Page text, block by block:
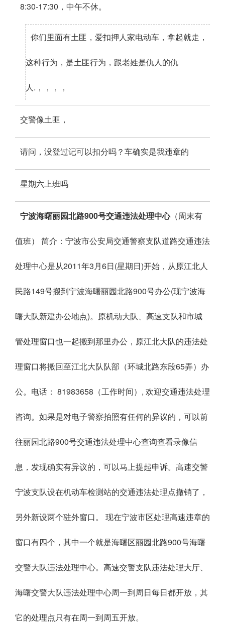
8:30-17:30，中午不休。
你们里面有土匪，爱扣押人家电动车，拿起就走，
这种行为，是土匪行为，跟老姓是仇人的仇
人.，，，，
交警像土匪，
请问，没登过记可以扣分吗？车确实是我违章的
星期六上班吗
宁波海曙丽园北路900号交通违法处理中心（周末有
值班） 简介：宁波市公安局交通警察支队道路交通违法
处理中心是从2011年3月6日(星期日)开始，从原江北人
民路149号搬到宁波海曙丽园北路900号办公(现宁波海
曙大队新建办公地点)。原机动大队、高速支队和市城
管处理窗口也一起搬到那里办公，原江北大队的违法处
理窗口将搬回至江北大队队部（环城北路东段65弄）办
公。电话： 81983658（工作时间）, 欢迎交通违法处理
咨询。如果是对电子警察拍照有任何的异议的，可以前
往丽园北路900号交通违法处理中心查询查看录像信
息，发现确实有异议的，可以马上提起申诉。高速交警
宁波支队设在机动车检测站的交通违法处理点撤销了，
另外新设两个驻外窗口。 现在宁波市区处理高速违章的
窗口有四个，其中一个就是海曙区丽园北路900号海曙
交警大队违法处理中心。高速交警支队违法处理大厅、
海曙交警大队违法处理中心周一到周日每日都开放，其
它的处理点只有在周一到周五开放。